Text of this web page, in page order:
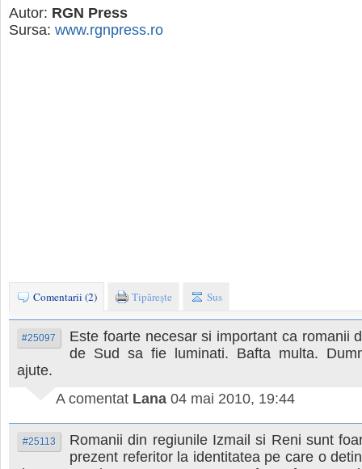
Autor: RGN Press
Sursa: www.rgnpress.ro
Comentarii (2) Tipăreşte Sus
#25097
Este foarte necesar si important ca romanii
de Sud sa fie luminati. Bafta multa.
ajute.
A comentat Lana 04 mai 2010, 19:44
#25113
Romanii din regiunile Izmail si Reni sunt
prezent referitor la identitatea pe care o